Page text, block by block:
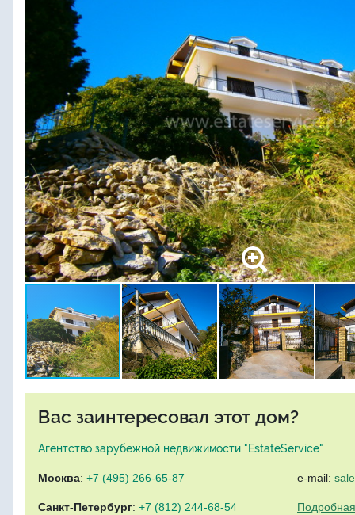
Вас заинтересовал этот дом?
Агентство зарубежной недвижимости "EstateService"
Москва: +7 (495) 266-65-87
Санкт-Петербург: +7 (812) 244-68-54
e-mail: